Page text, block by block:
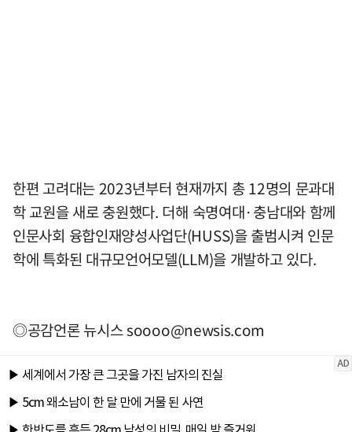
한편 고려대는 2023년부터 현재까지 총 12명의 문과대
학 교원을 새로 충원했다. 더해 숙명여대·충남대와 함께
인문사회 융합인재양성사업단(HUSS)을 출범시켜 인문
학에 특화된 대규모언어모델(LLM)을 개발하고 있다.
◎공감언론 뉴시스soooo@newsis.com